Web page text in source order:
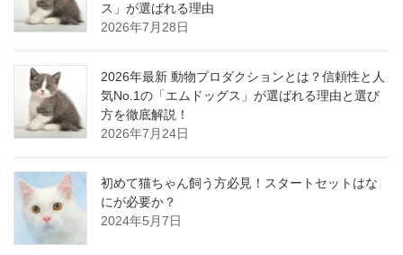
ス」が選ばれる理由
2026年7月28日
2026年最新 動物プロダクションとは？信頼性と人
気No.1の「エムドッグス」が選ばれる理由と選び
方を徹底解説！
2026年7月24日
初めて猫ちゃん飼う方必見！スタートセットはな
にが必要か？
2024年5月7日